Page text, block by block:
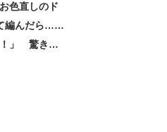
色直しのド
編んだら……
！」 驚きの